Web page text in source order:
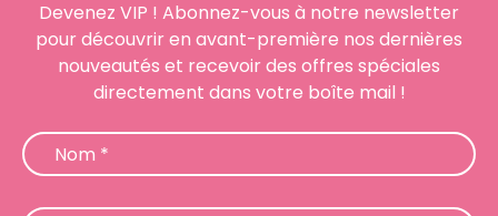
Devenez VIP ! Abonnez-vous à notre newsletter
pour découvrir en avant-première nos dernières
nouveautés et recevoir des offres spéciales
directement dans votre boîte mail !
Nom *